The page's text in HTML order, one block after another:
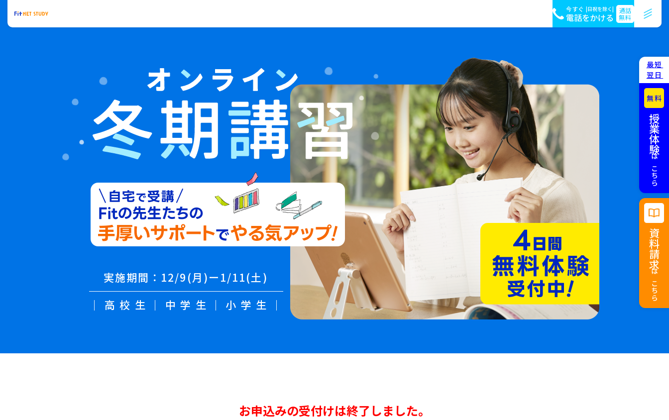
今すぐ |日祝を除く|
電話をかける
通話
無料
実施期間：12/9(月)ー1/11(土)
｜高校生｜中学生｜小学生｜
お申込みの受付けは終了しました。
最短
翌日
無料
授業体験
はこちら
資料請求
はこちら